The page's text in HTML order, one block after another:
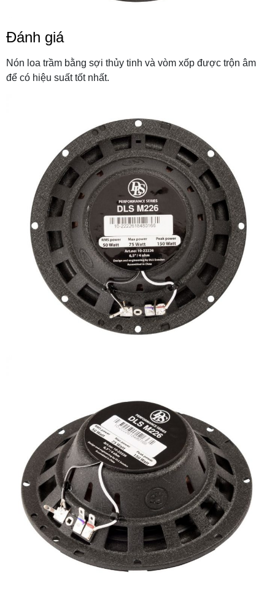
Đánh giá
Nón loa trầm bằng sợi thủy tinh và vòm xốp được trộn âm
để có hiệu suất tốt nhất.